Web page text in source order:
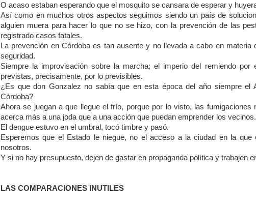
O acaso estaban esperando que el mosquito se cansara de esperar y
Así como en muchos otros aspectos seguimos siendo un país de
alguien muera para hacer lo que no se hizo, con la prevención de las
registrado casos fatales.
La prevención en Córdoba es tan ausente y no llevada a cabo en
seguridad.
Siempre la improvisación sobre la marcha; el imperio del remiendo
previstas, precisamente, por lo previsibles.
¿Es que don Gonzalez no sabía que en esta época del año siempre el
Córdoba?
Ahora se juegan a que llegue el frío, porque por lo visto, las
acerca más a una joda que a una acción que puedan emprender los vecinos.
El dengue estuvo en el umbral, tocó timbre y pasó.
Esperemos que el Estado le niegue, no el acceso a la ciudad en la que
nosotros.
Y si no hay presupuesto, dejen de gastar en propaganda política y trabajen
LAS COMPARACIONES INUTILES